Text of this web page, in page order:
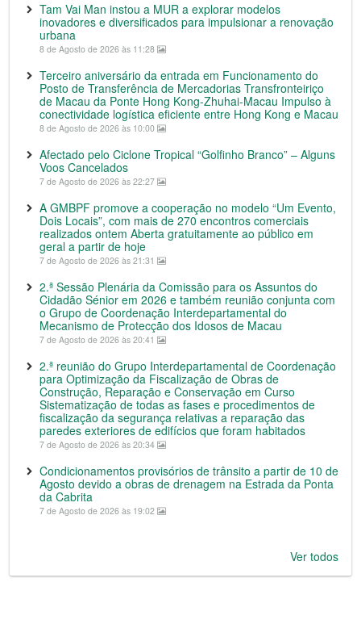
Tam Vai Man instou a MUR a explorar modelos
inovadores e diversificados para impulsionar a renovação
urbana
8 de Agosto de 2026 às 11:28
Terceiro aniversário da entrada em Funcionamento do
Posto de Transferência de Mercadorias Transfronteiriço
de Macau da Ponte Hong Kong-Zhuhai-Macau Impulso à
conectividade logística eficiente entre Hong Kong e Macau
8 de Agosto de 2026 às 10:00
Afectado pelo Ciclone Tropical “Golfinho Branco” – Alguns
Voos Cancelados
7 de Agosto de 2026 às 22:27
A GMBPF promove a cooperação no modelo “Um Evento,
Dois Locais”, com mais de 270 encontros comerciais
realizados ontem Aberta gratuitamente ao público em
geral a partir de hoje
7 de Agosto de 2026 às 21:31
2.ª Sessão Plenária da Comissão para os Assuntos do
Cidadão Sénior em 2026 e também reunião conjunta com
o Grupo de Coordenação Interdepartamental do
Mecanismo de Protecção dos Idosos de Macau
7 de Agosto de 2026 às 20:41
2.ª reunião do Grupo Interdepartamental de Coordenação
para Optimização da Fiscalização de Obras de
Construção, Reparação e Conservação em Curso
Sistematização de todas as fases e procedimentos de
fiscalização da segurança relativas a reparação das
paredes exteriores de edifícios que foram habitados
7 de Agosto de 2026 às 20:34
Condicionamentos provisórios de trânsito a partir de 10 de
Agosto devido a obras de drenagem na Estrada da Ponta
da Cabrita
7 de Agosto de 2026 às 19:02
Ver todos